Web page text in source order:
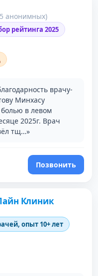
анонимных)
рейтинга 2025
врачу-
Минхасу
в левом
2025г. Врач
тщ…»
Позвонить
Клиник
опыт 10+ лет